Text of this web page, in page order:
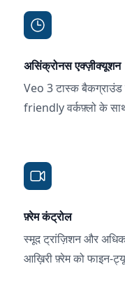
असिंक्रोनस एक्ज़ीक्यूशन
Veo 3 टास्क
friendly वर्कफ़्लो के साथ
फ़्रेम कंट्रोल
स्मूद ट्रांज़िशन और
आख़िरी फ़्रेम को फाइन-